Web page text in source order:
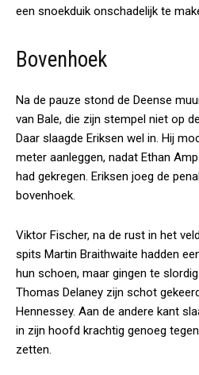
een snoekduik onschadelijk te
Bovenhoek
Na de pauze stond de Deense
van Bale, die zijn stempel niet op
Daar slaagde Eriksen wel in. Hij
meter aanleggen, nadat Ethan
had gekregen. Eriksen joeg de
bovenhoek.
Viktor Fischer, na de rust in het
spits Martin Braithwaite hadden
hun schoen, maar gingen te
Thomas Delaney zijn schot
Hennessey. Aan de andere kant
in zijn hoofd krachtig genoeg
zetten.